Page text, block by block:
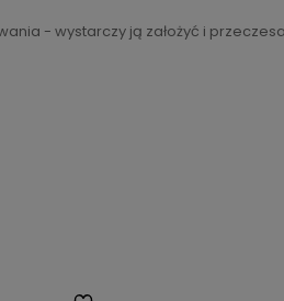
- wystarczy ją założyć i